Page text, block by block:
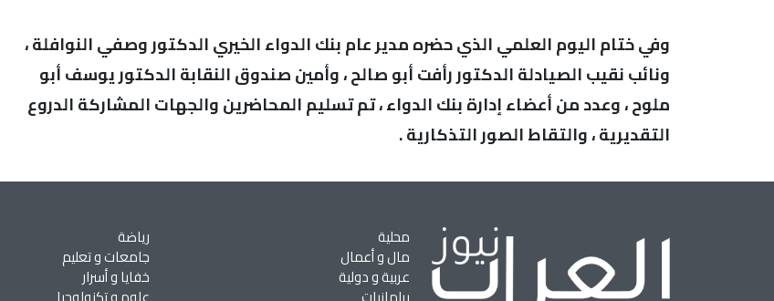
وفي ختام اليوم العلمي الذي حضره مدير عام بنك الدواء الخيري الدكتور وصفي النوافلة ،
ونائب نقيب الصيادلة الدكتور رأفت أبو صالح ، وأمين صندوق النقابة الدكتور يوسف أبو
ملوح ، وعدد من أعضاء إدارة بنك الدواء ، تم تسليم المحاضرين والجهات المشاركة الدروع
التقديرية ، والتقاط الصور التذكارية .
محلية
مال و أعمال
عربية و دولية
رياضة
جامعات و تعليم
خفايا و أسرار